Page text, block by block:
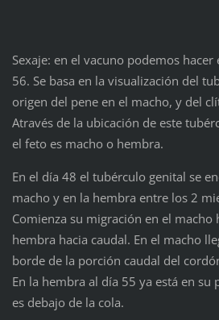
Sexaje: en el vacuno podemos
56. Se basa en la visualización del
origen del pene en el macho, y del
Através de la ubicación de este
el feto es macho o hembra.
En el día 48 el tubérculo genital se
macho y en la hembra entre los 2
Comienza su migración en el macho
hembra hacia caudal. En el macho
borde de la porción caudal del
En la hembra al día 55 ya está en
es debajo de la cola.